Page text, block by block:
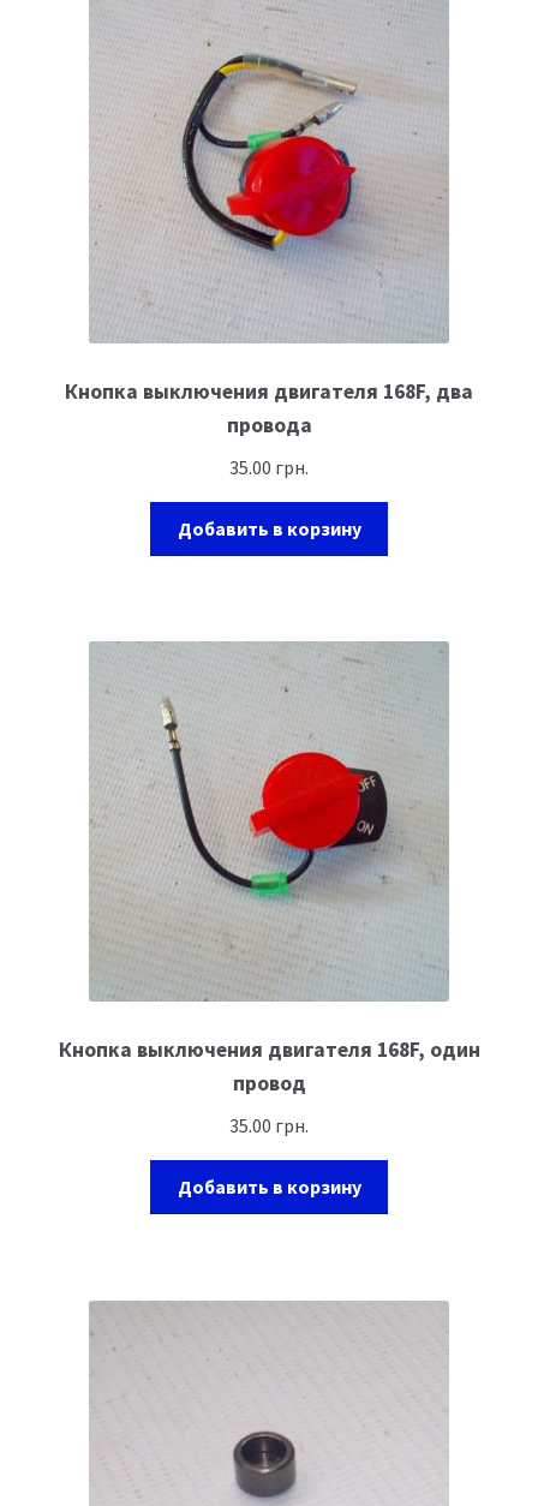
Кнопка выключения двигателя 168F, два
провода
35.00 грн.
Добавить в корзину
Кнопка выключения двигателя 168F, один
провод
35.00 грн.
Добавить в корзину